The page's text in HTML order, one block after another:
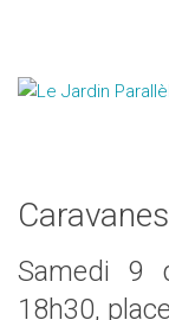
Samedi 9
18h30,